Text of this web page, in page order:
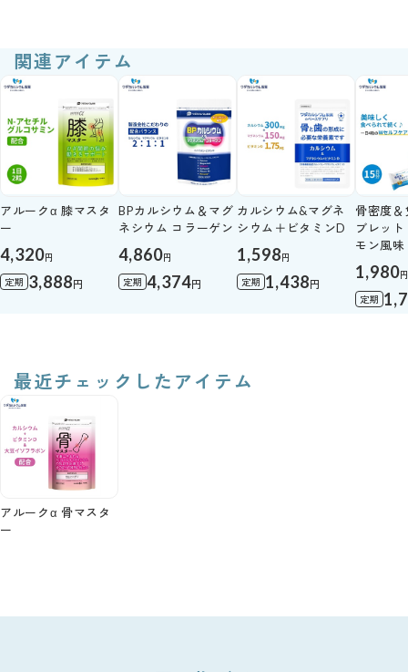
関連アイテム
アルークα 膝マスタ
ー
4,320円
定期 3,888円
BPカルシウム＆マグ
ネシウム コラーゲン
4,860円
定期 4,374円
カルシウム&マグネ
シウム＋ビタミンD
1,598円
定期 1,438円
骨密度
ブレッ
モン風味
1,980円
定期
最近チェックしたアイテム
アルークα 骨マスタ
ー